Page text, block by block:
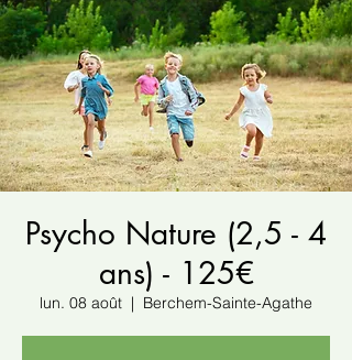
Psycho Nature (2,5 - 4
ans) - 125€
lun. 08 août
  |
Berchem-Sainte-Agathe